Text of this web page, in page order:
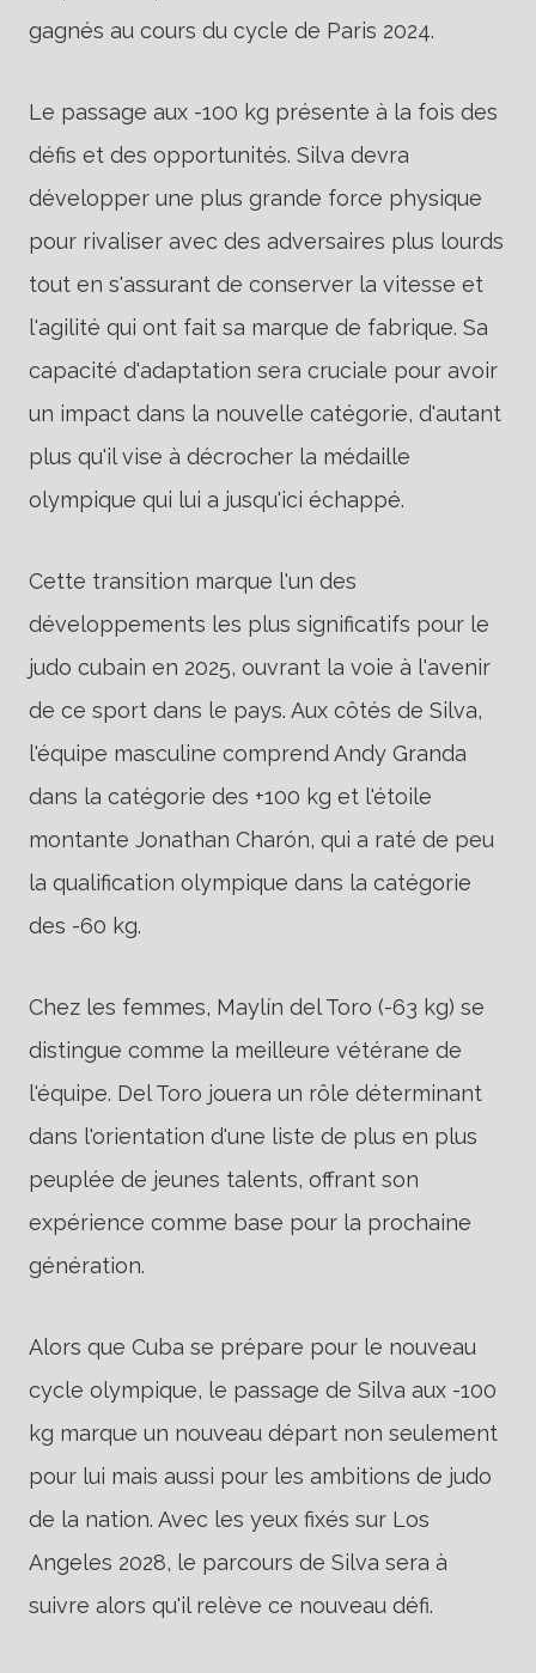
gagnés au cours du cycle de Paris 2024.
Le passage aux -100 kg présente à la fois des
défis et des opportunités. Silva devra
développer une plus grande force physique
pour rivaliser avec des adversaires plus lourds
tout en s'assurant de conserver la vitesse et
l'agilité qui ont fait sa marque de fabrique. Sa
capacité d'adaptation sera cruciale pour avoir
un impact dans la nouvelle catégorie, d'autant
plus qu'il vise à décrocher la médaille
olympique qui lui a jusqu'ici échappé.
Cette transition marque l'un des
développements les plus significatifs pour le
judo cubain en 2025, ouvrant la voie à l'avenir
de ce sport dans le pays. Aux côtés de Silva,
l'équipe masculine comprend Andy Granda
dans la catégorie des +100 kg et l'étoile
montante Jonathan Charón, qui a raté de peu
la qualification olympique dans la catégorie
des -60 kg.
Chez les femmes, Maylín del Toro (-63 kg) se
distingue comme la meilleure vétérane de
l'équipe. Del Toro jouera un rôle déterminant
dans l'orientation d'une liste de plus en plus
peuplée de jeunes talents, offrant son
expérience comme base pour la prochaine
génération.
Alors que Cuba se prépare pour le nouveau
cycle olympique, le passage de Silva aux -100
kg marque un nouveau départ non seulement
pour lui mais aussi pour les ambitions de judo
de la nation. Avec les yeux fixés sur Los
Angeles 2028, le parcours de Silva sera à
suivre alors qu'il relève ce nouveau défi.